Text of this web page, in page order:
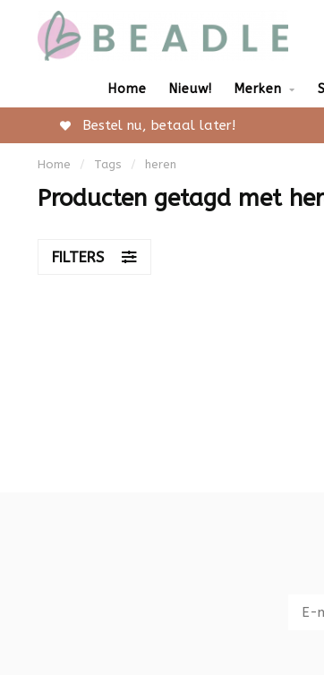
Home Nieuw! Merken
Bestel nu, betaal later!
Home / Tags / heren
Producten getagd met
FILTERS